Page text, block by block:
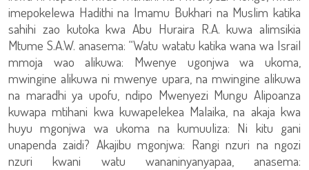
imepokelewa Hadithi na Imamu Bukhari na Muslim katika
sahihi zao kutoka kwa Abu Huraira R.A. kuwa alimsikia
Mtume S.A.W. anasema: “Watu watatu katika wana wa Israil
mmoja wao alikuwa: Mwenye ugonjwa wa ukoma,
mwingine alikuwa ni mwenye upara, na mwingine alikuwa
na maradhi ya upofu, ndipo Mwenyezi Mungu Alipoanza
kuwapa mtihani kwa kuwapelekea Malaika, na akaja kwa
huyu mgonjwa wa ukoma na kumuuliza: Ni kitu gani
unapenda zaidi? Akajibu mgonjwa: Rangi nzuri na ngozi
nzuri kwani watu wananinyanyapaa, anasema: